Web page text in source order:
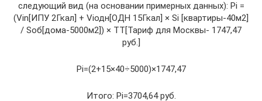
следующий вид (на основании примерных данных): Pi =
(Vin[ИПУ 2Гкал] + Viодн[ОДН 15Гкал] × Si [квартиры-40м2]
/ Sоб[дома-5000м2]) × TТ[Тариф для Москвы- 1747,47
руб.]
Pi=(2+15×40÷5000)×1747,47
Итого: Pi=3704,64 руб.